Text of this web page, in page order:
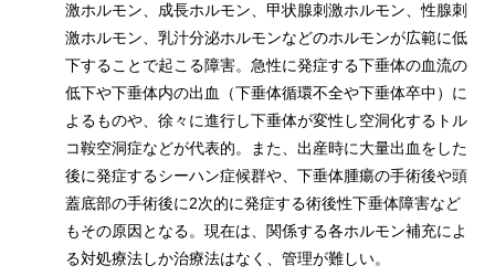
激ホルモン、成長ホルモン、甲状腺刺激ホルモン、性腺刺
激ホルモン、乳汁分泌ホルモンなどのホルモンが広範に低
下することで起こる障害。急性に発症する下垂体の血流の
低下や下垂体内の出血（下垂体循環不全や下垂体卒中）に
よるものや、徐々に進行し下垂体が変性し空洞化するトル
コ鞍空洞症などが代表的。また、出産時に大量出血をした
後に発症するシーハン症候群や、下垂体腫瘍の手術後や頭
蓋底部の手術後に2次的に発症する術後性下垂体障害など
もその原因となる。現在は、関係する各ホルモン補充によ
る対処療法しか治療法はなく、管理が難しい。